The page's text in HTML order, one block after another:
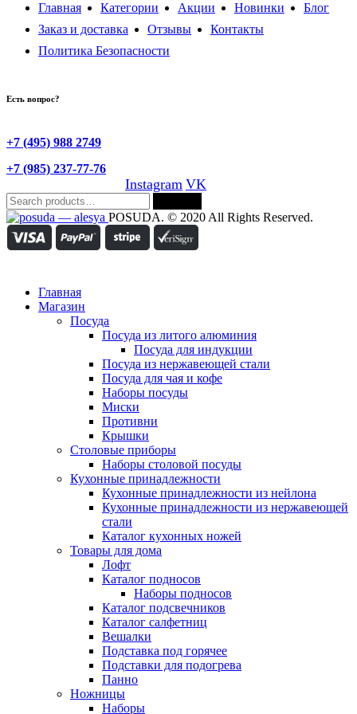
Главная Категории Акции Новинки
Блог
Заказ и доставка
Отзывы
Контакты
Политика Безопасности
Есть вопрос?
+7 (495) 988 2749
+7 (985) 237-77-76
Instagram VK
Search
for:
POSUDA. © 2020 All Rights Reserved.
Главная
Магазин
Посуда
Посуда из литого алюминия
Посуда для индукции
Посуда из нержавеющей стали
Посуда для чая и кофе
Наборы посуды
Миски
Противни
Крышки
Столовые приборы
Наборы столовой посуды
Кухонные принадлежности
Кухонные принадлежности из нейлона
Кухонные принадлежности из нержавеющей
стали
Каталог кухонных ножей
Товары для дома
Лофт
Каталог подносов
Наборы подносов
Каталог подсвечников
Каталог салфетниц
Вешалки
Подставка под горячее
Подставки для подогрева
Панно
Ножницы
Наборы